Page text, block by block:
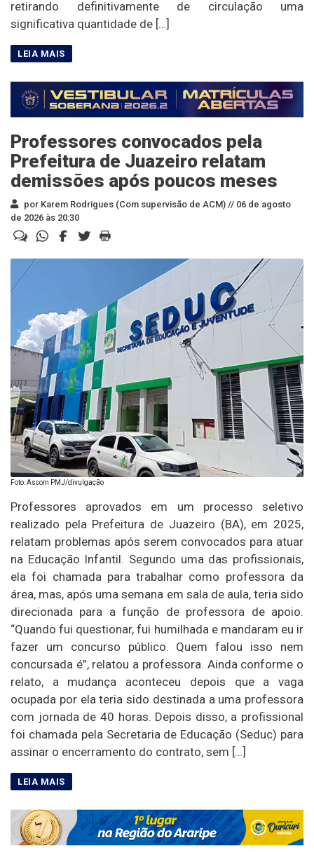
retirando definitivamente de circulação uma
significativa quantidade de […]
Professores convocados pela
Prefeitura de Juazeiro relatam
demissões após poucos meses
por Karem Rodrigues (Com supervisão de ACM) // 06 de agosto
de 2026 às 20:30
Foto: Ascom PMJ/divulgação
Professores aprovados em um processo seletivo
realizado pela Prefeitura de Juazeiro (BA), em 2025,
relatam problemas após serem convocados para atuar
na Educação Infantil. Segundo uma das profissionais,
ela foi chamada para trabalhar como professora da
área, mas, após uma semana em sala de aula, teria sido
direcionada para a função de professora de apoio.
“Quando fui questionar, fui humilhada e mandaram eu ir
fazer um concurso público. Quem falou isso nem
concursada é”, relatou a professora. Ainda conforme o
relato, a mudança aconteceu depois que a vaga
ocupada por ela teria sido destinada a uma professora
com jornada de 40 horas. Depois disso, a profissional
foi chamada pela Secretaria de Educação (Seduc) para
assinar o encerramento do contrato, sem […]